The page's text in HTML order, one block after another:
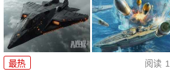
最热 阅读